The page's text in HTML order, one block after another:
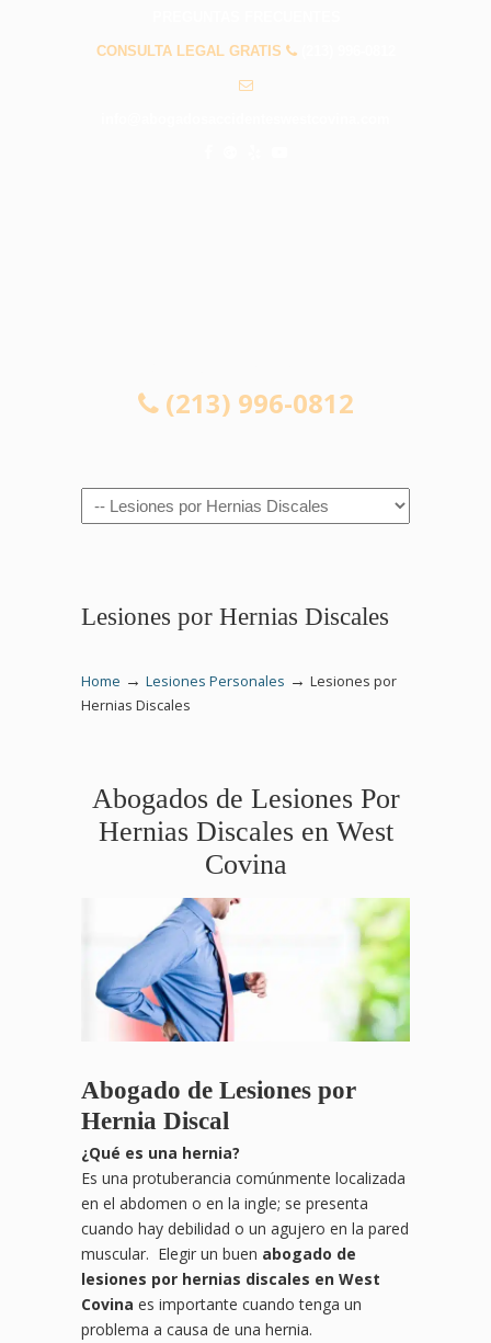
CONSULTA LEGAL GRATIS
(213) 996-0812
Navigation
Lesiones por Hernias Discales
Home → Lesiones Personales → Lesiones por
Hernias Discales
Abogados de Lesiones Por
Hernias Discales en West
Covina
Abogado de Lesiones por
Hernia Discal
¿Qué es una hernia?
Es una protuberancia comúnmente localizada
en el abdomen o en la ingle; se presenta
cuando hay debilidad o un agujero en la pared
muscular. Elegir un buen abogado de
lesiones por hernias discales en West
Covina es importante cuando tenga un
problema a causa de una hernia.